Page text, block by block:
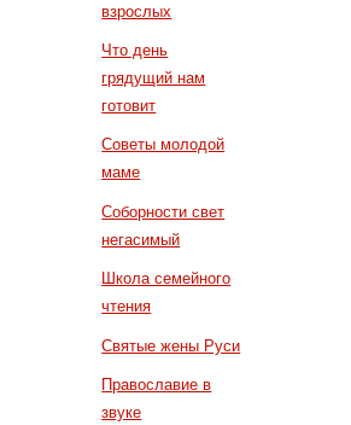
взрослых
Что день
грядущий нам
готовит
Советы молодой
маме
Соборности свет
негасимый
Школа семейного
чтения
Святые жены Руси
Православие в
звуке